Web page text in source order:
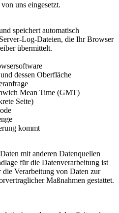
uns eingesetzt.
speichert automatisch
Log-Dateien, die Ihr Browser
übermittelt.
dessen Oberfläche
Mean Time (GMT)
Seite)
kommt
mit anderen Datenquellen
für die Datenverarbeitung ist
Verarbeitung von Daten zur
Maßnahmen gestattet.